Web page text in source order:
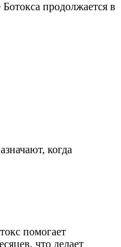
продолжается в
когда
помогает
что делает